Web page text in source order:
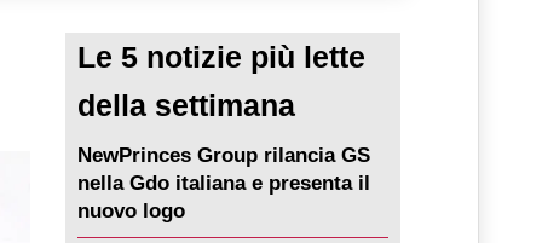
Le 5 notizie più lette
della settimana
NewPrinces Group rilancia GS
nella Gdo italiana e presenta il
nuovo logo